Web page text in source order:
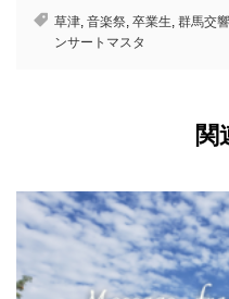
草津, 音楽祭, 卒業生, 群馬交
ンサートマスタ
関